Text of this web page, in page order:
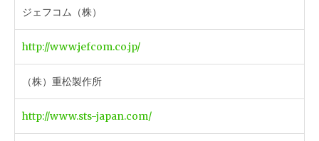
ジェフコム（株）
http://www.jefcom.co.jp/
（株）重松製作所
http://www.sts-japan.com/